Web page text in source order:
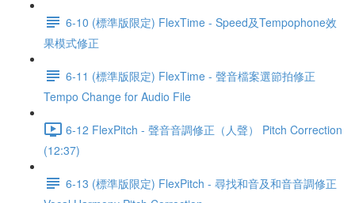
6-10 (標準版限定) FlexTime - Speed及Tempophone效
果模式修正
6-11 (標準版限定) FlexTime - 聲音檔案選節拍修正
Tempo Change for Audio File
6-12 FlexPitch - 聲音音調修正（人聲） Pitch Correction
(12:37)
6-13 (標準版限定) FlexPitch - 尋找和音及和音音調修正